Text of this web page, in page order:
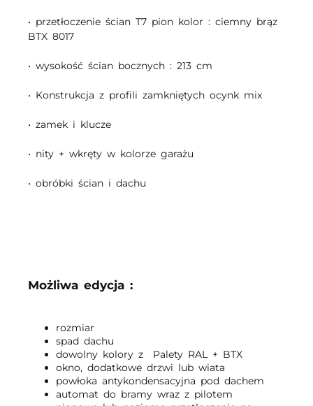
• przetłoczenie ścian T7 pion kolor : ciemny brąz
BTX 8017
• wysokość ścian bocznych : 213 cm
• Konstrukcja z profili zamkniętych ocynk mix
• zamek i klucze
• nity + wkręty w kolorze garażu
• obróbki ścian i dachu
Możliwa edycja :
rozmiar
spad dachu
dowolny kolory z Palety RAL + BTX
okno, dodatkowe drzwi lub wiata
powłoka antykondensacyjna pod dachem
automat do bramy wraz z pilotem